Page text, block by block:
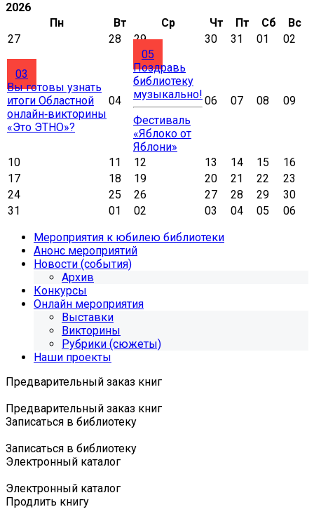
2026
Пн
Вт Ср Чт Пт Сб
Вс
27
28 29 30 31 01 02
03
Вы готовы узнать
итоги Областной
онлайн‑викторины
«Это ЭТНО»?
04
05
Поздравь
библиотеку
музыкально!
Фестиваль
«Яблоко от
Яблони»
06 07 08 09
10 11 12 13 14 15
16
17
18 19 20 21 22
23
24
25 26 27 28 29
30
31
01 02 03 04 05
06
Мероприятия к юбилею библиотеки
Анонс мероприятий
Новости (события)
Архив
Конкурсы
Онлайн мероприятия
Выставки
Викторины
Рубрики (сюжеты)
Наши проекты
Предварительный заказ книг
Предварительный заказ книг
Записаться в библиотеку
Записаться в библиотеку
Электронный каталог
Электронный каталог
Продлить книгу